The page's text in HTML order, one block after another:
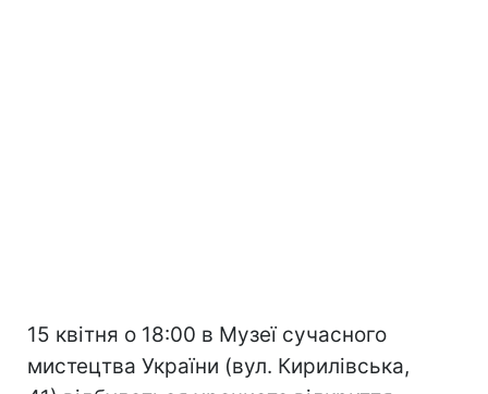
15 квітня о 18:00 в Музеї сучасного
мистецтва України (вул. Кирилівська,